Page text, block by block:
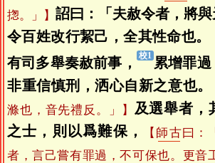
揔。」】 詔曰：「夫赦令者，將
令百姓改行絜己，全其性命也
有司多舉奏赦前事，
累增罪
非重信慎刑，洒心自新之意也。
滌也，音先禮反。」】 及選舉者，
之士，則以爲難保，
【 師古曰：
者，言己嘗有罪過，不可保也。更音